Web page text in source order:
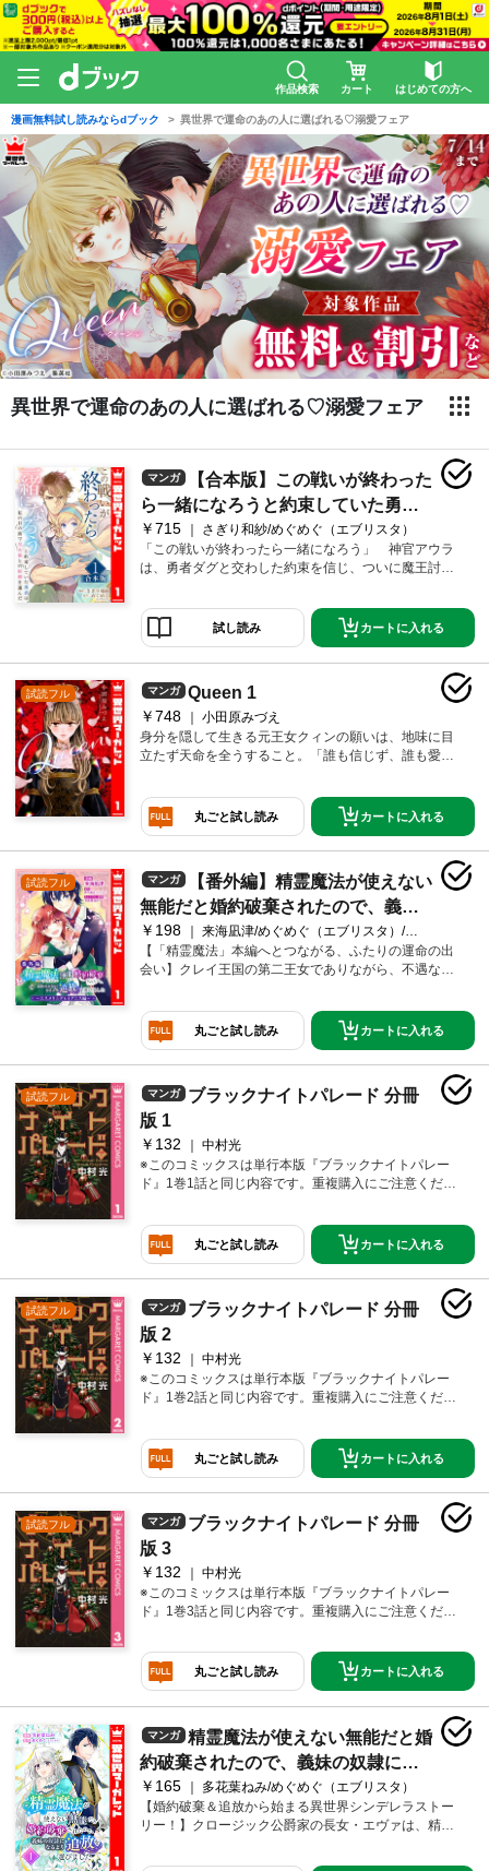
作品検索 カート はじめての方へ
漫画無料試し読みならdブック 異世界で運命のあの人に選ばれる♡溺愛フェア
異世界で運命のあの人に選ばれる♡溺愛フェア
マンガ
【合本版】この戦いが終わった
ら一緒になろうと約束していた勇者
は、私の目の前で皇女様との結婚を
選んだ 1
￥715
さぎり和紗/めぐめぐ（エブリスタ）
「この戦いが終わったら一緒になろう」 神官アウラ
は、勇者ダグと交わした約束を信じ、ついに魔王討伐
ざ笑うように「もう用なしだ」と言い放ったのだ。傷
心したアウラに手を差し伸べたのは、パーティ仲間の
盾役マーヴィ。彼に誘われ、たどり着いた異郷の街で
待っていたのは、優しい人々と、穏やかな日常、そし
て――。勇者に“使い捨て”にされた一行の、温かな再出
発ストーリー！ ※「この戦いが終わったら一緒になろ
うと約束していた勇者は、私の目の前で皇女様との結
婚を選んだ」1～5巻をまとめて収録したものです。重
試し読み カートに入れる
試読フル マンガ Queen 1
￥748
小田原みづえ
身分を隠して生きる元王女クィンの願いは、地味に目
立たず天命を全うすること。「誰も信じず、誰も愛さ
――!? ※ネクストFから過去に発行されていた同名作
品と同様の内容です。重複購入にご注意ください。
丸ごと試し読み カートに入れる
試読フル マンガ
【番外編】精霊魔法が使えない
無能だと婚約破棄されたので、義妹
の奴隷になるより追放を選びました
～エスメラルダ＆イグニス編～ 1
￥198
来海凪津/めぐめぐ（エブリスタ）/多花葉ねみ
【「精霊魔法」本編へとつながる、ふたりの運命の出
会い】クレイ王国の第二王女でありながら、不遇な扱
ま、その運命を受け入れた。そんな彼女の前に、イグ
ニスという男が現れて――。「精霊魔法が使えない無
能だと婚約破棄されたので、義妹の奴隷になるより追
放を選びました」で活躍する、フォレスティ王国の国
王・イグニスと王妃・エスメラルダ。ふたりの出会い
を描く、公式スピンオフ！
丸ごと試し読み カートに入れる
試読フル マンガ
ブラックナイトパレード 分冊
版 1
￥132
中村光
※このコミックスは単行本版『ブラックナイトパレー
ド』1巻1話と同じ内容です。重複購入にご注意くださ
する。「悪い子の所には、黒いサンタがやって来る」
そう語る男に「悪い子」だと告げられた三春は、突
如、サンタの袋に“捕食”され…!? 気づけばそこは、世
にも奇妙なサンタの会社!! 悪い子は、サンタのために
強制就労!? 手厚い待遇で可愛い同僚もいるけれど、こ
の仕事夢（ホワイト）か悪夢（ブラック）か!!?
丸ごと試し読み カートに入れる
試読フル マンガ
ブラックナイトパレード 分冊
版 2
￥132
中村光
※このコミックスは単行本版『ブラックナイトパレー
ド』1巻2話と同じ内容です。重複購入にご注意くださ
する。「悪い子の所には、黒いサンタがやって来る」
そう語る男に「悪い子」だと告げられた三春は、突
如、サンタの袋に“捕食”され…!? 気づけばそこは、世
にも奇妙なサンタの会社!! 悪い子は、サンタのために
強制就労!? 手厚い待遇で可愛い同僚もいるけれど、こ
の仕事夢（ホワイト）か悪夢（ブラック）か!!?
丸ごと試し読み カートに入れる
試読フル マンガ
ブラックナイトパレード 分冊
版 3
￥132
中村光
※このコミックスは単行本版『ブラックナイトパレー
ド』1巻3話と同じ内容です。重複購入にご注意くださ
やした日野三春は、その夜、黒いサンタ服の男に遭遇
する。「悪い子の所には、黒いサンタがやって来る」
そう語る男に「悪い子」だと告げられた三春は、突
如、サンタの袋に“捕食”され…!? 気づけばそこは、世
にも奇妙なサンタの会社!! 悪い子は、サンタのために
強制就労!? 手厚い待遇で可愛い同僚もいるけれど、こ
の仕事夢（ホワイト）か悪夢（ブラック）か!!?
丸ごと試し読み カートに入れる
マンガ
精霊魔法が使えない無能だと婚
約破棄されたので、義妹の奴隷にな
るより追放を選びました 1
￥165
多花葉ねみ/めぐめぐ（エブリスタ）
【婚約破棄＆追放から始まる異世界シンデレラストー
リー！】クロージック公爵家の長女・エヴァは、精霊